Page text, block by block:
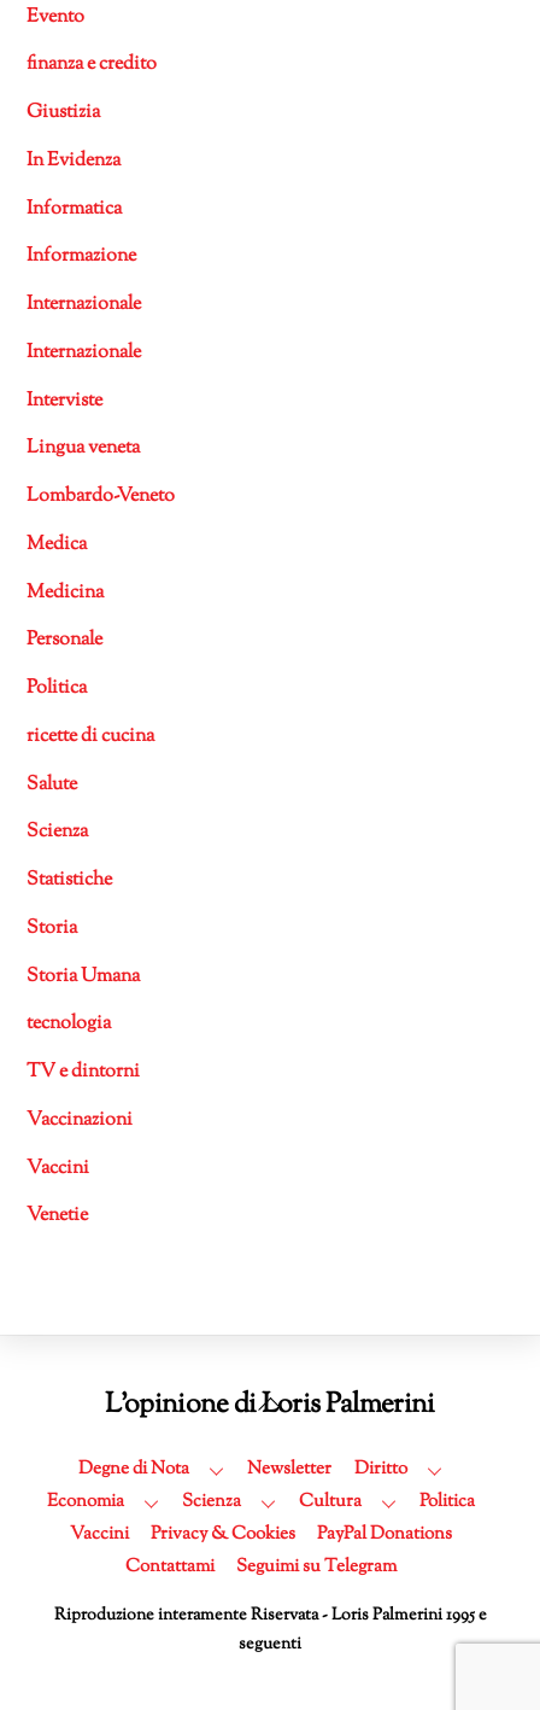
Evento
finanza e credito
Giustizia
In Evidenza
Informatica
Informazione
Internazionale
Internazionale
Interviste
Lingua veneta
Lombardo-Veneto
Medica
Medicina
Personale
Politica
ricette di cucina
Salute
Scienza
Statistiche
Storia
Storia Umana
tecnologia
TV e dintorni
Vaccinazioni
Vaccini
Venetie
Back
Top
L'opinione di Loris Palmerini
Degne di Nota Newsletter
Diritto
Economia
Scienza Cultura
Politica
Vaccini
Privacy & Cookies
PayPal Donations
Contattami
Seguimi su Telegram
Riproduzione interamente Riservata - Loris Palmerini 1995 e
seguenti